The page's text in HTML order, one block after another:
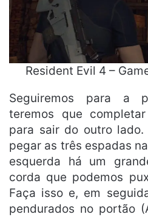
Resident Evil 4 –
Seguiremos para a
teremos que
para sair do outro
pegar as três espadas
esquerda há um
corda que podemos
Faça isso e, em
pendurados no portão